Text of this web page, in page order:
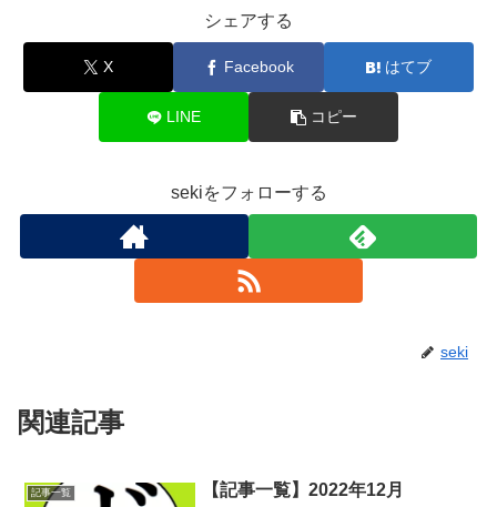
シェアする
X Facebook はてブ
LINE コピー
sekiをフォローする
seki
関連記事
記事一覧 【記事一覧】2022年12月